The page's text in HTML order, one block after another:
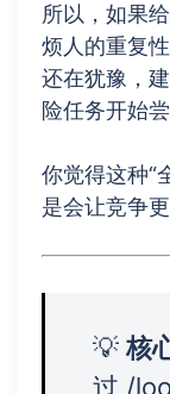
所以，如果
烦人的重复
还在犹豫，
险任务开始尝
你觉得这种“
是会让竞争
💡核
过 /